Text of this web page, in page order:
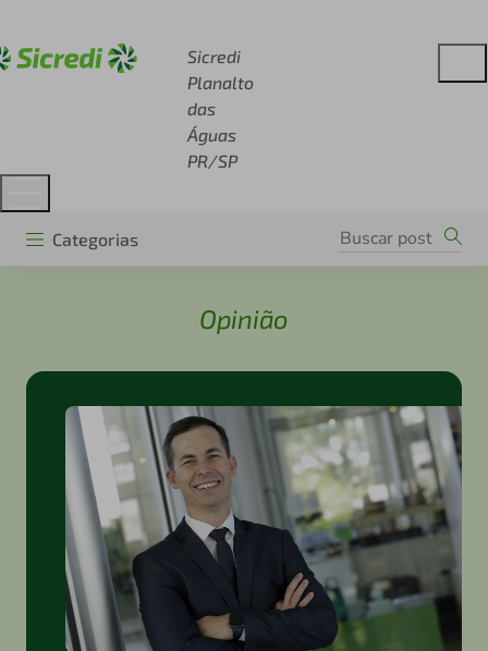
Sicredi
Planalto
das
Águas
PR/SP
Categorias
Opinião